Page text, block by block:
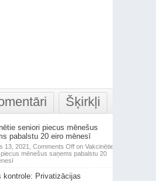
Šķirkļi
seniori piecus mēnešus
pabalstu 20 eiro mēnesī
13, 2021, Comments Offon Vakcinētie
mēnešus saņems pabalstu 20
kontrole: Privatizācijas